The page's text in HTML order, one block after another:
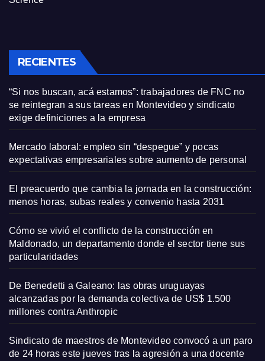
RECIENTES
“Si nos buscan, acá estamos”: trabajadores de FNC no
se reintegran a sus tareas en Montevideo y sindicato
exige definiciones a la empresa
Mercado laboral: empleo sin “despegue” y pocas
expectativas empresariales sobre aumento de personal
El preacuerdo que cambia la jornada en la construcción:
menos horas, subas reales y convenio hasta 2031
Cómo se vivió el conflicto de la construcción en
Maldonado, un departamento donde el sector tiene sus
particularidades
De Benedetti a Galeano: las obras uruguayas
alcanzadas por la demanda colectiva de US$ 1.500
millones contra Anthropic
Sindicato de maestros de Montevideo convocó a un paro
de 24 horas este jueves tras la agresión a una docente